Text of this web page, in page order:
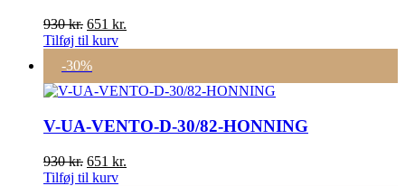
930kr. Den
oprindelige
var:
930 kr..
651 kr.
651 kr..
Tilføj til kurv
-30%
V-UA-VENTO-D-30/82-HONNING
930kr. Den
oprindelige
651 kr.
Tilføj til kurv